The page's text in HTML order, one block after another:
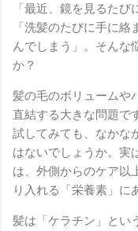
「最近、鏡を見るたび
「洗髪のたびに手に
んでしまう」。そんな
か？
髪の毛のボリュームや
直結する大きな問題で
試してみても、なかな
はないでしょうか。実
は、外側からのケア以
り入れる「栄養素」に
髪は「ケラチン」とい